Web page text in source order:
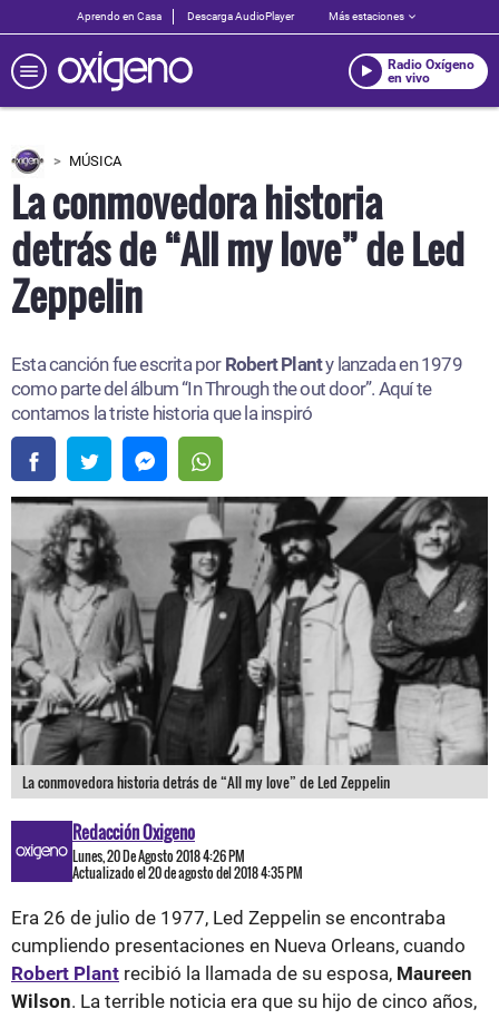
Aprendo en Casa Descarga AudioPlayer Más estaciones
Radio Oxígeno
en vivo
MÚSICA
La conmovedora historia
detrás de “All my love” de Led
Zeppelin
Esta canción fue escrita por Robert Planty lanzada en 1979
como parte del álbum “In Through the out door”. Aquí te
contamos la triste historia que la inspiró
La conmovedora historia detrás de “All my love” de Led Zeppelin
Redacción Oxigeno
Lunes, 20 De Agosto 2018 4:26 PM
Actualizado el 20 de agosto del 2018 4:35 PM
Era 26 de julio de 1977, Led Zeppelin se encontraba
cumpliendo presentaciones en Nueva Orleans, cuando
Robert Plant recibió la llamada de su esposa, Maureen
Wilson. La terrible noticia era que su hijo de cinco años,